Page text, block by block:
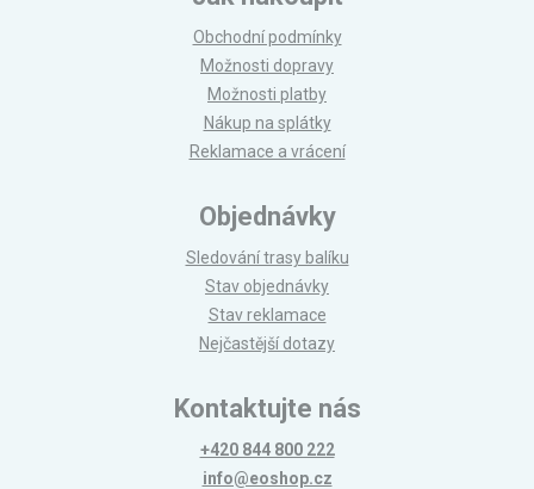
Obchodní podmínky
Možnosti dopravy
Možnosti platby
Nákup na splátky
Reklamace a vrácení
Objednávky
Sledování trasy balíku
Stav objednávky
Stav reklamace
Nejčastější dotazy
Kontaktujte nás
+420 844 800 222
info@eoshop.cz